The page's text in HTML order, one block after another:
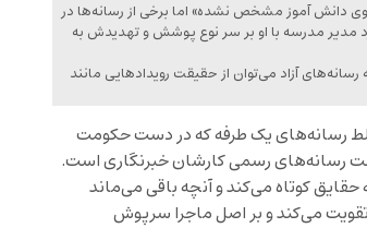
دانش آموز مشخص نشده» اما برخی از رسانه‌ها در
مدیر مدرسه با او بر سر نوع پوشش و تهدیدش به
رسانه‌های آزاد می‌توان از حقیقت رویدادهایی مانند
رسانه‌های یک طرفه که در دست حکومت
رسانه‌های رسمی کارشان خبرنگاری است.
کوتاه می‌کند و آنچه باقی می‌ماند
می‌کند و بر اصل ماجرا سرپوش